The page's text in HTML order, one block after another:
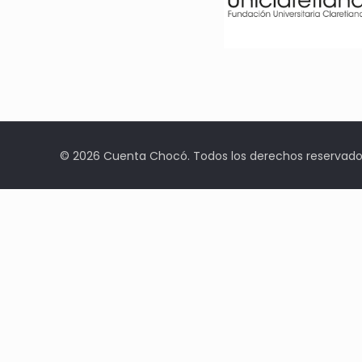
© 2026 Cuenta Chocó. Todos los derechos